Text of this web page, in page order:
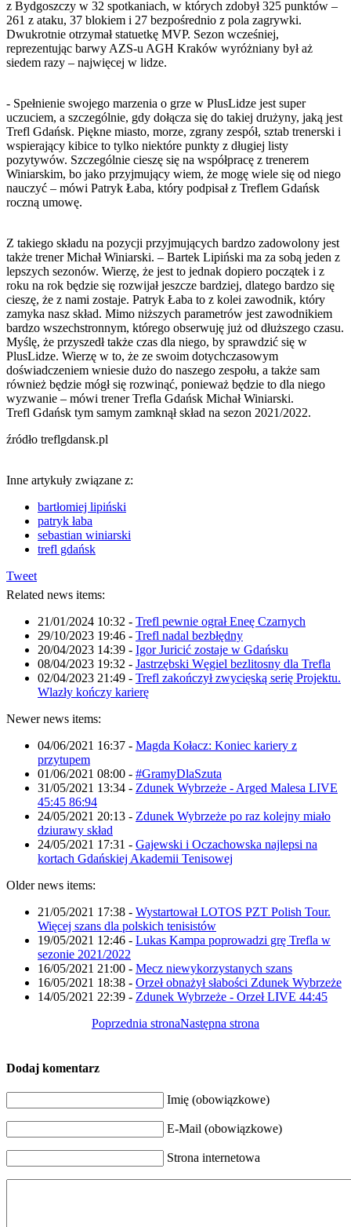
z Bydgoszczy w 32 spotkaniach, w których zdobył 325 punktów –
261 z ataku, 37 blokiem i 27 bezpośrednio z pola zagrywki.
Dwukrotnie otrzymał statuetkę MVP. Sezon wcześniej,
reprezentując barwy AZS-u AGH Kraków wyróżniany był aż
siedem razy – najwięcej w lidze.
- Spełnienie swojego marzenia o grze w PlusLidze jest super
uczuciem, a szczególnie, gdy dołącza się do takiej drużyny, jaką jest
Trefl Gdańsk. Piękne miasto, morze, zgrany zespół, sztab trenerski i
wspierający kibice to tylko niektóre punkty z długiej listy
pozytywów. Szczególnie cieszę się na współpracę z trenerem
Winiarskim, bo jako przyjmujący wiem, że mogę wiele się od niego
nauczyć – mówi Patryk Łaba, który podpisał z Treflem Gdańsk
roczną umowę.
Z takiego składu na pozycji przyjmujących bardzo zadowolony jest
także trener Michał Winiarski. – Bartek Lipiński ma za sobą jeden z
lepszych sezonów. Wierzę, że jest to jednak dopiero początek i z
roku na rok będzie się rozwijał jeszcze bardziej, dlatego bardzo się
cieszę, że z nami zostaje. Patryk Łaba to z kolei zawodnik, który
zamyka nasz skład. Mimo niższych parametrów jest zawodnikiem
bardzo wszechstronnym, którego obserwuję już od dłuższego czasu.
Myślę, że przyszedł także czas dla niego, by sprawdzić się w
PlusLidze. Wierzę w to, że ze swoim dotychczasowym
doświadczeniem wniesie dużo do naszego zespołu, a także sam
również będzie mógł się rozwinąć, ponieważ będzie to dla niego
wyzwanie – mówi trener Trefla Gdańsk Michał Winiarski.
Trefl Gdańsk tym samym zamknął skład na sezon 2021/2022.
źródło treflgdansk.pl
Inne artykuły związane z:
bartłomiej lipiński
patryk łaba
sebastian winiarski
trefl gdańsk
Tweet
Related news items:
21/01/2024 10:32 - Trefl pewnie ograł Eneę Czarnych
29/10/2023 19:46 - Trefl nadal bezbłędny
20/04/2023 14:39 - Igor Juricić zostaje w Gdańsku
08/04/2023 19:32 - Jastrzębski Węgiel bezlitosny dla Trefla
02/04/2023 21:49 - Trefl zakończył zwycięską serię Projektu.
Wlazły kończy karierę
Newer news items:
04/06/2021 16:37 - Magda Kołacz: Koniec kariery z
przytupem
01/06/2021 08:00 - #GramyDlaSzuta
31/05/2021 13:34 - Zdunek Wybrzeże - Arged Malesa LIVE
45:45 86:94
24/05/2021 20:13 - Zdunek Wybrzeże po raz kolejny miało
dziurawy skład
24/05/2021 17:31 - Gajewski i Oczachowska najlepsi na
kortach Gdańskiej Akademii Tenisowej
Older news items:
21/05/2021 17:38 - Wystartował LOTOS PZT Polish Tour.
Więcej szans dla polskich tenisistów
19/05/2021 12:46 - Lukas Kampa poprowadzi grę Trefla w
sezonie 2021/2022
16/05/2021 21:00 - Mecz niewykorzystanych szans
16/05/2021 18:38 - Orzeł obnażył słabości Zdunek Wybrzeże
14/05/2021 22:39 - Zdunek Wybrzeże - Orzeł LIVE 44:45
Poprzednia stronaNastępna strona
Dodaj komentarz
Imię (obowiązkowe)
E-Mail (obowiązkowe)
Strona internetowa